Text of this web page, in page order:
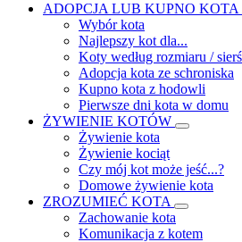
ADOPCJA LUB KUPNO KOTA
Wybór kota
Najlepszy kot dla...
Koty według rozmiaru /
Adopcja kota ze schroniska
Kupno kota z hodowli
Pierwsze dni kota w domu
ŻYWIENIE KOTÓW
Żywienie kota
Żywienie kociąt
Czy mój kot może jeść...?
Domowe żywienie kota
ZROZUMIEĆ KOTA
Zachowanie kota
Komunikacja z kotem